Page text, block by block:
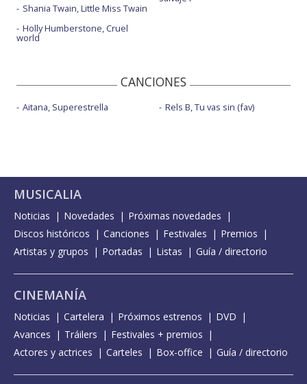
Shania Twain, Little Miss Twain
Holly Humberstone, Cruel
world
CANCIONES
Aitana, Superestrella Rels B, Tu vas sin (fav)
MUSICALIA
Noticias Novedades
Próximas novedades
Discos históricos
Canciones Festivales
Premios
Artistas y grupos
Portadas Listas Guía / directorio
CINEMANÍA
Noticias Cartelera Próximos estrenos
DVD
Avances
Tráilers
Festivales + premios
Actores y actrices
Carteles Box-office Guía / directorio